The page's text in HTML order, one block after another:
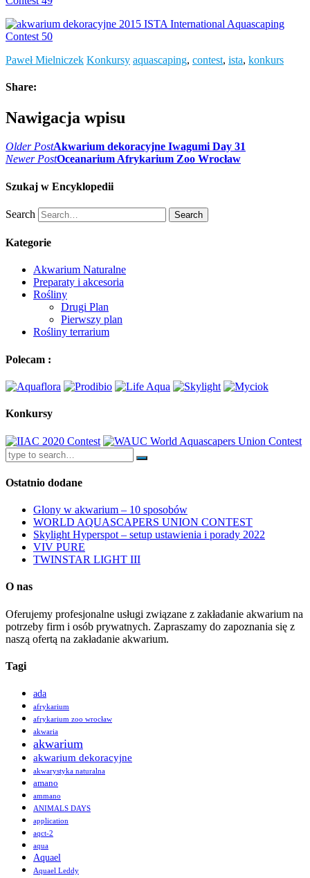
Paweł Mielniczek Konkursy aquascaping, contest, ista, konkurs
Share:
Nawigacja wpisu
Older PostAkwarium dekoracyjne Iwagumi Day 31
Newer PostOceanarium Afrykarium Zoo Wrocław
Szukaj w Encyklopedii
Search Search
Kategorie
Akwarium Naturalne
Preparaty i akcesoria
Rośliny
Drugi Plan
Pierwszy plan
Rośliny terrarium
Polecam :
Konkursy
Ostatnio dodane
Glony w akwarium – 10 sposobów
WORLD AQUASCAPERS UNION CONTEST
Skylight Hyperspot – setup ustawienia i porady 2022
VIV PURE
TWINSTAR LIGHT III
O nas
Oferujemy profesjonalne usługi związane z zakładanie akwarium na
potrzeby firm i osób prywatnych. Zapraszamy do zapoznania się z
naszą ofertą na zakładanie akwarium.
Tagi
ada
afrykarium
afrykarium zoo wrocław
akwaria
akwarium
akwarium dekoracyjne
akwarystyka naturalna
amano
ammano
ANIMALS DAYS
application
aqct-2
aqua
Aquael
Aquael Leddy